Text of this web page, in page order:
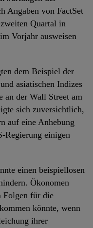
Angaben von FactSet
Quartal in
Vorjahr ausweisen
dem Beispiel der
asiatischen Indizes
an der Wall Street am
sich zuversichtlich,
auf eine Anhebung
Regierung einigen
einen beispiellosen
Ökonomen
Folgen für die
könnte, wenn
ihrer